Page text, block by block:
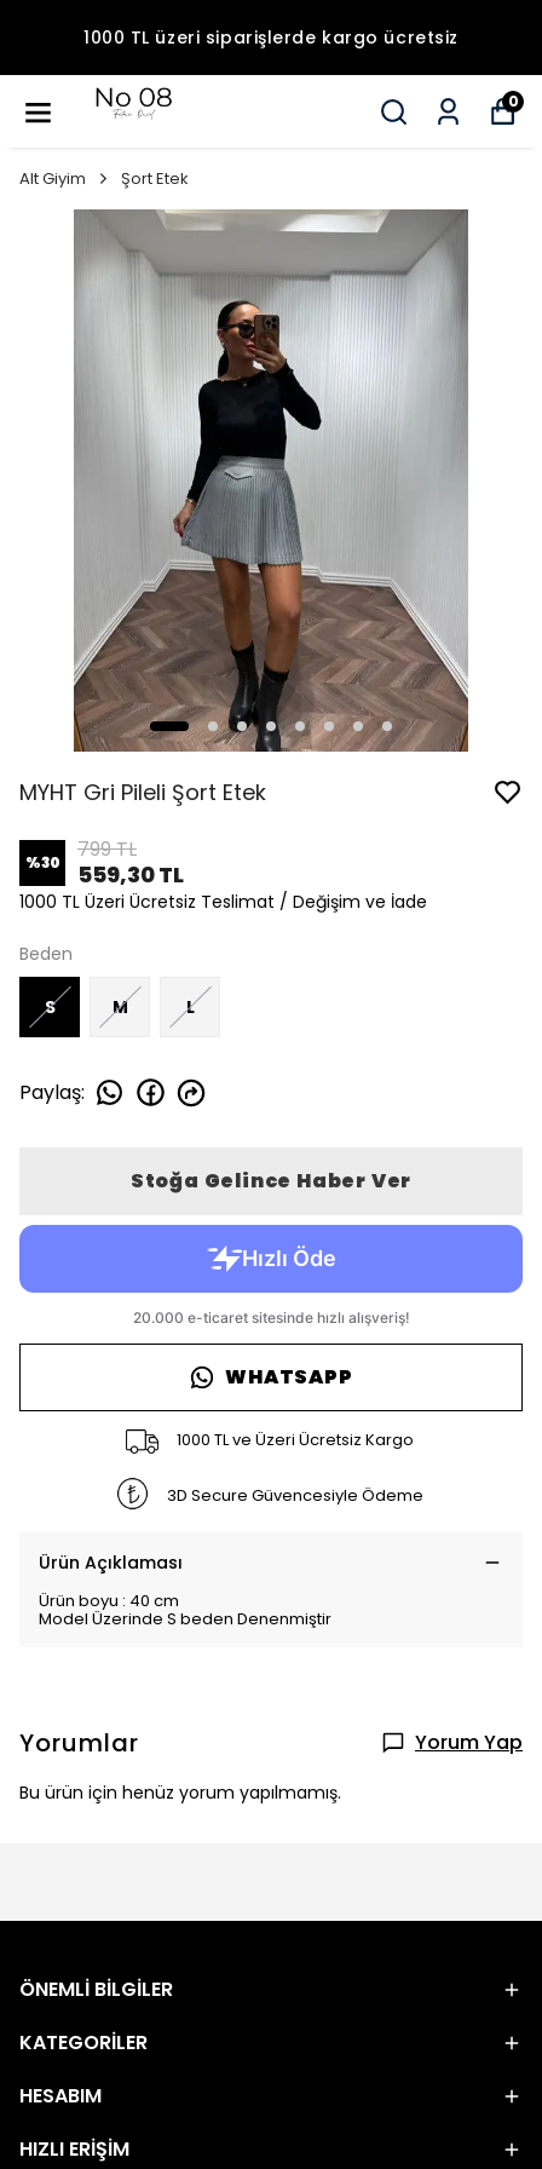
1000 TL üzeri siparişlerde kargo ücretsiz
0
Alt Giyim Şort Etek
MYHT Gri Pileli Şort Etek
%30 799 TL
559,30 TL
1000 TL Üzeri Ücretsiz Teslimat / Değişim ve İade
Beden
S M L
Paylaş:
Stoğa Gelince Haber Ver
WHATSAPP
1000 TL ve Üzeri Ücretsiz Kargo
3D Secure Güvencesiyle Ödeme
Ürün Açıklaması
Ürün boyu : 40 cm
Model Üzerinde S beden Denenmiştir
Yorumlar Yorum Yap
Bu ürün için henüz yorum yapılmamış.
ÖNEMLİ BİLGİLER
KATEGORİLER
HESABIM
HIZLI ERİŞİM